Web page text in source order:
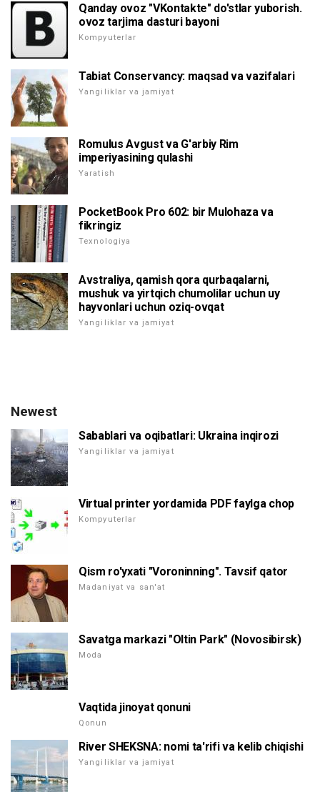
Qanday ovoz "VKontakte" do'stlar yuborish.
ovoz tarjima dasturi bayoni
Kompyuterlar
Tabiat Conservancy: maqsad va vazifalari
Yangiliklar va jamiyat
Romulus Avgust va G'arbiy Rim
imperiyasining qulashi
Yaratish
PocketBook Pro 602: bir Mulohaza va
fikringiz
Texnologiya
Avstraliya, qamish qora qurbaqalarni,
mushuk va yirtqich chumolilar uchun uy
hayvonlari uchun oziq-ovqat
Yangiliklar va jamiyat
Newest
Sabablari va oqibatlari: Ukraina inqirozi
Yangiliklar va jamiyat
Virtual printer yordamida PDF faylga chop
Kompyuterlar
Qism ro'yxati "Voroninning". Tavsif qator
Madaniyat va san'at
Savatga markazi "Oltin Park" (Novosibirsk)
Moda
Vaqtida jinoyat qonuni
Qonun
River SHEKSNA: nomi ta'rifi va kelib chiqishi
Yangiliklar va jamiyat